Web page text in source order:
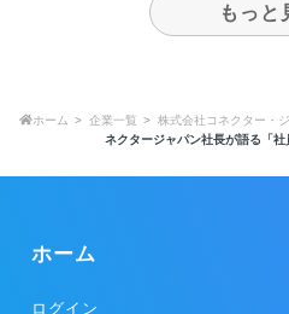
もっと
ホーム 企業一覧 株式会社コネクター・
ネクタージャパン社長が語る「社
ホーム
ログイン